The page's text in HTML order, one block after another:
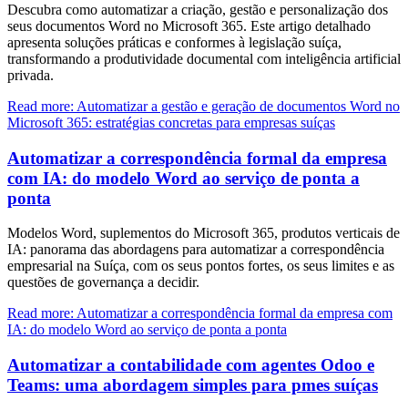
Descubra como automatizar a criação, gestão e personalização dos
seus documentos Word no Microsoft 365. Este artigo detalhado
apresenta soluções práticas e conformes à legislação suíça,
transformando a produtividade documental com inteligência artificial
privada.
Read more: Automatizar a gestão e geração de documentos Word no
Microsoft 365: estratégias concretas para empresas suíças
Automatizar a correspondência formal da empresa
com IA: do modelo Word ao serviço de ponta a
ponta
Modelos Word, suplementos do Microsoft 365, produtos verticais de
IA: panorama das abordagens para automatizar a correspondência
empresarial na Suíça, com os seus pontos fortes, os seus limites e as
questões de governança a decidir.
Read more: Automatizar a correspondência formal da empresa com
IA: do modelo Word ao serviço de ponta a ponta
Automatizar a contabilidade com agentes Odoo e
Teams: uma abordagem simples para pmes suíças